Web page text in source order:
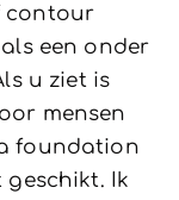
contour
een onder
u ziet is
mensen
foundation
geschikt. Ik